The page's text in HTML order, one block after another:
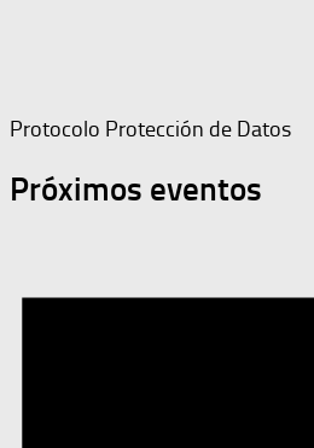
Protocolo Protección de Datos
Próximos eventos